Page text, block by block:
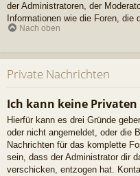
der Administratoren, der
Informationen wie die Foren, die
Nach oben
Private Nachrichten
Ich kann keine
Hierfür kann es drei Gründe
oder nicht angemeldet, oder die
Nachrichten für das komplette
sein, dass der Administrator dir
verschicken, entzogen hat.